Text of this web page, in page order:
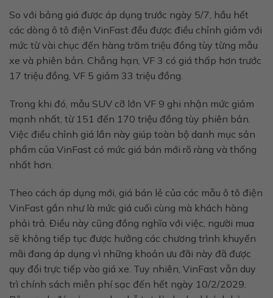
So với bảng giá được áp dụng trước ngày 5/7, hầu hết
các dòng ô tô điện VinFast đều được điều chỉnh giảm với
mức từ vài chục đến hàng trăm triệu đồng tùy từng mẫu
xe và phiên bản. Chẳng hạn, VF 3 có giá thấp hơn trước
17 triệu đồng, VF 5 giảm 33 triệu đồng.
Trong khi đó, mẫu SUV cỡ lớn VF 9 ghi nhận mức giảm
mạnh nhất, từ 151 đến 170 triệu đồng tùy phiên bản.
Việc điều chỉnh giá lần này giúp toàn bộ danh mục sản
phẩm của VinFast có mức giá bán mới rõ ràng và thống
nhất hơn.
Theo cách áp dụng mới, giá bán lẻ của các mẫu ô tô điện
VinFast gần như là mức giá cuối cùng mà khách hàng
phải trả. Điều này cũng đồng nghĩa với việc, người mua
sẽ không tiếp tục được hưởng các chương trình khuyến
mãi đang áp dụng vì những khoản ưu đãi này đã được
quy đổi trực tiếp vào giá xe. Tuy nhiên, VinFast vẫn duy
trì chính sách miễn phí sạc đến hết ngày 10/2/2029.